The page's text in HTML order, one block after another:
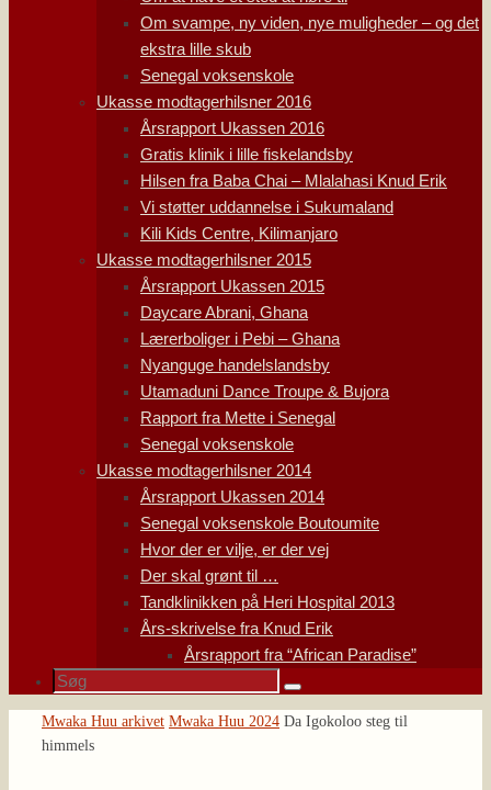
Om svampe, ny viden, nye muligheder – og det
ekstra lille skub
Senegal voksenskole
Ukasse modtagerhilsner 2016
Årsrapport Ukassen 2016
Gratis klinik i lille fiskelandsby
Hilsen fra Baba Chai – Mlalahasi Knud Erik
Vi støtter uddannelse i Sukumaland
Kili Kids Centre, Kilimanjaro
Ukasse modtagerhilsner 2015
Årsrapport Ukassen 2015
Daycare Abrani, Ghana
Lærerboliger i Pebi – Ghana
Nyanguge handelslandsby
Utamaduni Dance Troupe & Bujora
Rapport fra Mette i Senegal
Senegal voksenskole
Ukasse modtagerhilsner 2014
Årsrapport Ukassen 2014
Senegal voksenskole Boutoumite
Hvor der er vilje, er der vej
Der skal grønt til …
Tandklinikken på Heri Hospital 2013
Års-skrivelse fra Knud Erik
Årsrapport fra “African Paradise”
Søg
Søg
Home
Mwaka Huu arkivet Mwaka Huu 2024 Da Igokoloo steg til
himmels